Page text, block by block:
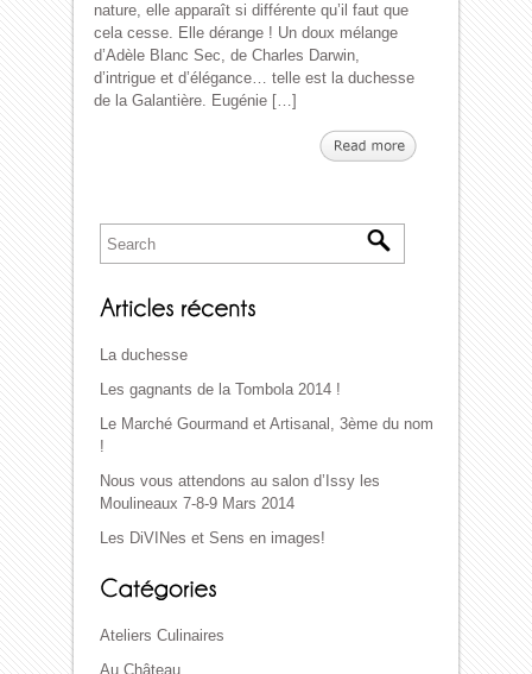
nature, elle apparaît si différente qu’il faut que
cela cesse. Elle dérange ! Un doux mélange
d’Adèle Blanc Sec, de Charles Darwin,
d’intrigue et d’élégance… telle est la duchesse
de la Galantière. Eugénie […]
La duchesse
Les gagnants de la Tombola 2014 !
Le Marché Gourmand et Artisanal, 3ème du nom
!
Nous vous attendons au salon d’Issy les
Moulineaux 7-8-9 Mars 2014
Les DiVINes et Sens en images!
Ateliers Culinaires
Au Château